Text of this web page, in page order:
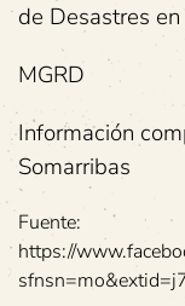
de Desastres
MGRD
Información
Somarribas
Fuente:
https://